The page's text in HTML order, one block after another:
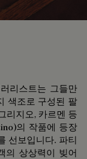
리스트는 그들만
색조로 구성된 팔
리지오, 카르멘 등
의 작품에 등장
선보입니다. 파티
의 상상력이 빚어